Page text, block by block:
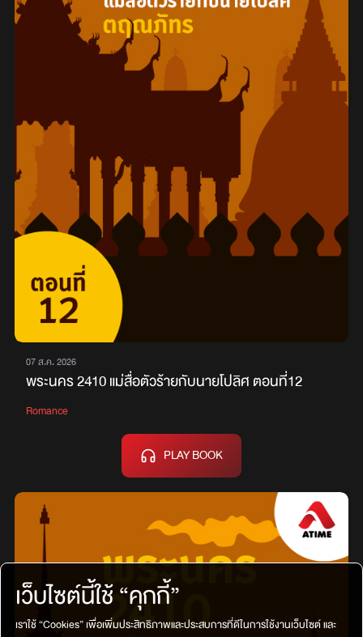
07 ส.ค. 2026
พระนคร 2410 แม่สื่อตัวร้ายกับนายโปลิศ ตอนที่12
Romance
PLAY BOOK
เว็บไซต์นี้ใช้ “คุกกี้”
เราใช้ “Cookies” เพื่อเพิ่มประสิทธิภาพและประสบการที่ดีในการใช้งานเว็บไซต์ และ